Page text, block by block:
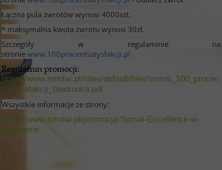
Łączna pula zwrotów wynosi 4000szt.
* maksymalna kwota zwrotu wynosi 30zł.
Szczegóły w regulaminie na
stronie www.100procentsatysfakcji.pl
Regulamin promocji:
https://www.smolar.pl/sites/default/files/somat_100_procen
t_satysfakcji_biedronka.pdf
Wszystkie informacje ze strony:
https://www.smolar.pl/promocja-Somat-Excellence-w-
Biedronce